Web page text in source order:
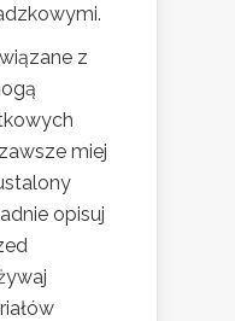
z
miej
opisuj